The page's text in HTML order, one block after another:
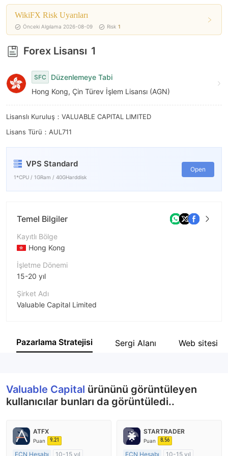
7
8
9
WikiFX Risk Uyarıları
Önceki Algılama 2026-08-09 Risk 1
Forex Lisansı 1
SFC
Düzenlemeye Tabi
Hong Kong, Çin Türev İşlem Lisansı (AGN)
Lisanslı Kuruluş：VALUABLE CAPITAL LIMITED
Lisans Türü：AUL711
VPS Standard
1*CPU / 1GRam / 40GHarddisk
Open
Temel Bilgiler
Kayıtlı Bölge
Hong Kong
İşletme Dönemi
15-20 yıl
Şirket Adı
Valuable Capital Limited
Şirket çalışanı
Pazarlama Stratejisi Sergi Alanı Web sitesi
Valuable Capital ürününü görüntüleyen
kullanıcılar bunları da görüntüledi..
ATFX
Puan 9.21
ECN Hesabı
10-15 yıl
STARTRADER
Puan 8.56
ECN Hesabı
10-15 yıl